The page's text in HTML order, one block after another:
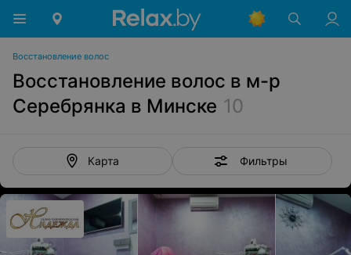
Восстановление волос
Восстановление волос в м-р
Серебрянка в Минске 10
Карта Фильтры